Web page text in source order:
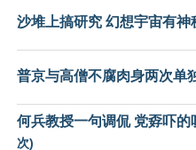
沙堆上搞研究 幻想宇宙有神
普京与高僧不腐肉身两次单
何兵教授一句调侃 党孬吓的
次)